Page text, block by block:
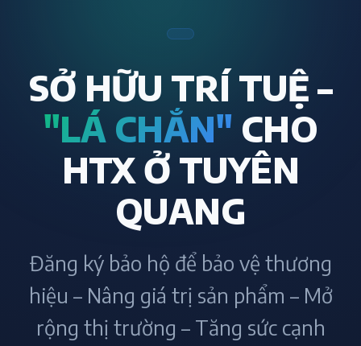
SỞ HỮU TRÍ TUỆ –
"LÁ CHẮN" CHO
HTX Ở TUYÊN
QUANG
Đăng ký bảo hộ để bảo vệ thương
hiệu – Nâng giá trị sản phẩm – Mở
rộng thị trường – Tăng sức cạnh